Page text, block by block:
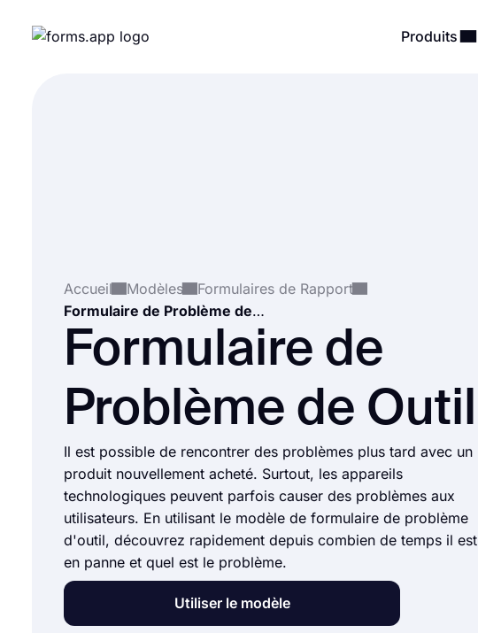
Produits
Accueil Modèles
Formulaires de Rapport
Formulaire de Problème de Outil
Formulaire de
Problème de Outil
Il est possible de rencontrer des problèmes plus tard avec un
produit nouvellement acheté. Surtout, les appareils
technologiques peuvent parfois causer des problèmes aux
utilisateurs. En utilisant le modèle de formulaire de problème
d'outil, découvrez rapidement depuis combien de temps il est
en panne et quel est le problème.
Utiliser le modèle